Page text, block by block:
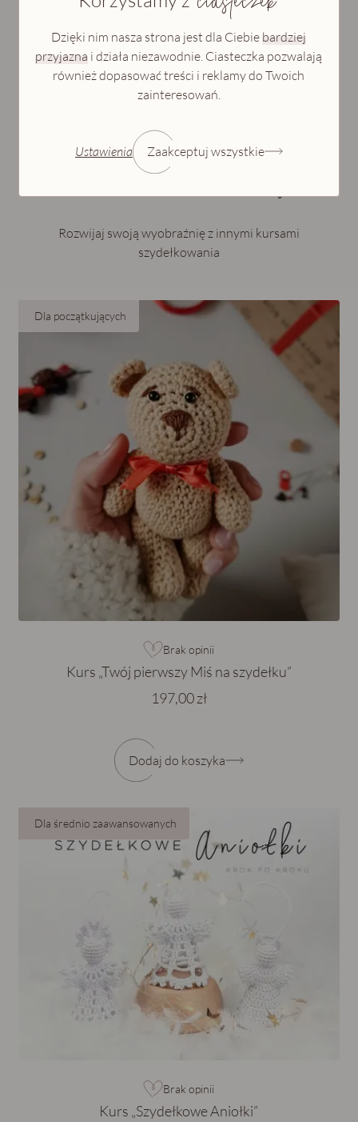
chwilę relaksu!
Rozwijaj swoją wyobraźnię z innymi kursami
szydełkowania
Dla początkujących
Brak opinii
Kurs „Twój pierwszy Miś na szydełku”
197,00 zł
Dodaj do koszyka
Dla średnio zaawansowanych
Brak opinii
Kurs „Szydełkowe Aniołki”
Dzięki nim nasza strona jest dla Ciebie bardziej
przyjazna i działa niezawodnie. Ciasteczka pozwalają
również dopasować treści i reklamy do Twoich
zainteresowań.
Ustawienia Zaakceptuj wszystkie